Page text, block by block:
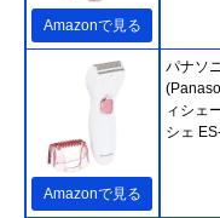
Amazonで見る
Amazonで見る
パナソ
ィシェ
シェ